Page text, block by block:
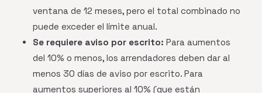
ventana de 12 meses, pero el total combinado no
puede exceder el límite anual.
Se requiere aviso por escrito: Para aumentos
del 10% o menos, los arrendadores deben dar al
menos 30 días de aviso por escrito. Para
aumentos superiores al 10% (que están